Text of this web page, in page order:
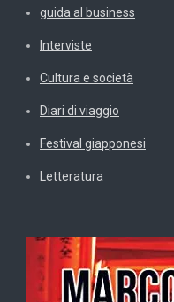
guida al business
Interviste
Cultura e società
Diari di viaggio
Festival giapponesi
Letteratura